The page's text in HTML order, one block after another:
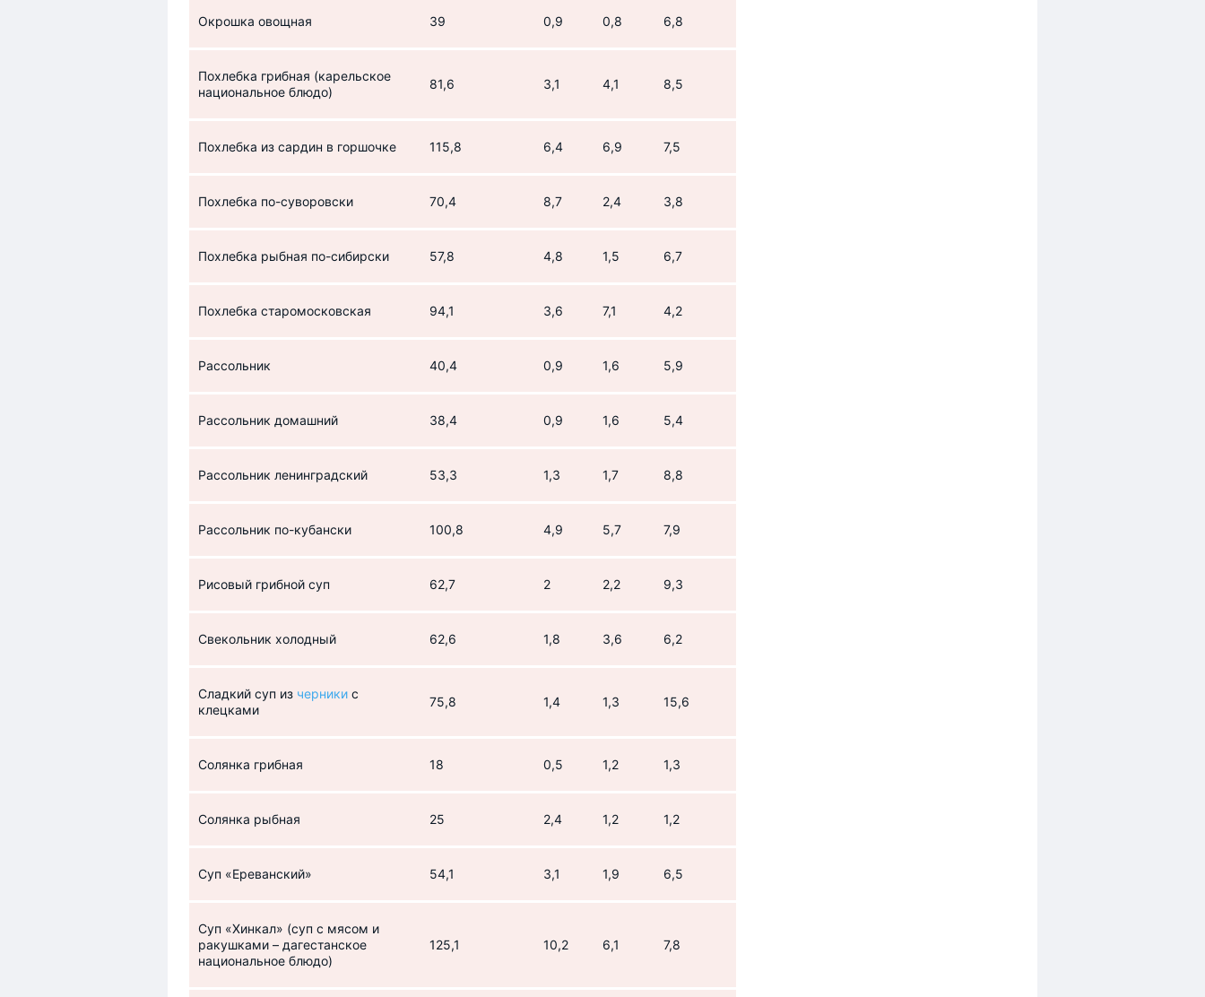
Окрошка овощная 39 0,9 0,8 6,8
Похлебка грибная (карельское
национальное блюдо)
81,6 3,1 4,1 8,5
Похлебка из сардин в горшочке 115,8 6,4 6,9 7,5
Похлебка по-суворовски 70,4 8,7 2,4 3,8
Похлебка рыбная по-сибирски 57,8 4,8 1,5 6,7
Похлебка старомосковская 94,1 3,6 7,1 4,2
Рассольник 40,4 0,9 1,6 5,9
Рассольник домашний 38,4 0,9 1,6 5,4
Рассольник ленинградский 53,3 1,3 1,7 8,8
Рассольник по-кубански 100,8 4,9 5,7 7,9
Рисовый грибной суп 62,7 2 2,2 9,3
Свекольник холодный 62,6 1,8 3,6 6,2
Сладкий суп из черники с
клецками
75,8 1,4 1,3 15,6
Солянка грибная 18 0,5 1,2 1,3
Солянка рыбная 25 2,4 1,2 1,2
Суп «Ереванский» 54,1 3,1 1,9 6,5
Суп «Хинкал» (суп с мясом и
ракушками – дагестанское
национальное блюдо)
125,1 10,2 6,1 7,8